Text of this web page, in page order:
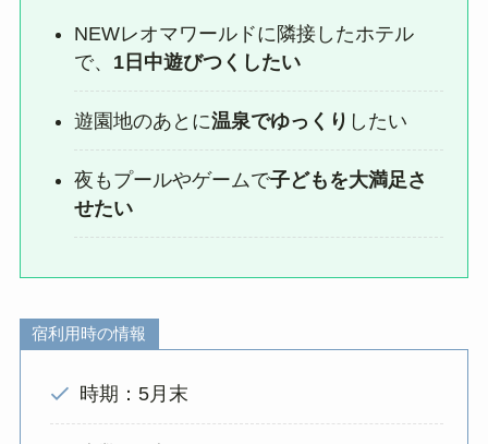
NEWレオマワールドに隣接したホテル
で、 1日中遊びつくしたい
遊園地のあとに温泉でゆっくり したい
夜もプールやゲームで子どもを大満足さ
せたい
宿利用時の情報
時期：5月末